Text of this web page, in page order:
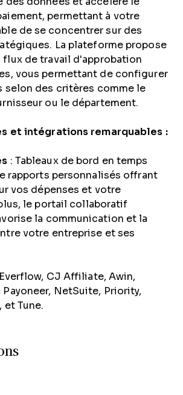
permettant à votre
de se concentrer sur des
La plateforme propose
flux de travail d'approbation
vous permettant de configurer
selon des critères comme le
ou le département.
et intégrations remarquables :
: Tableaux de bord en temps
rapports personnalisés offrant
vos dépenses et votre
le portail collaboratif
la communication et la
votre entreprise et ses
Everflow, CJ Affiliate, Awin,
Payoneer, NetSuite, Priority,
et Tune.